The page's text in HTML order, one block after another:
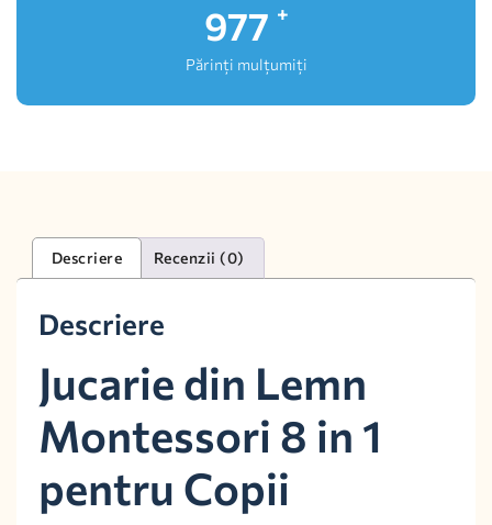
1,000
Părinți mulțumiți
Descriere Recenzii (0)
Descriere
Jucarie din Lemn
Montessori 8 in 1
pentru Copii